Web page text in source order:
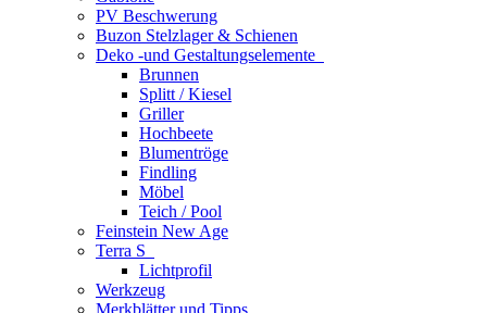
PV Beschwerung
Buzon Stelzlager & Schienen
Deko -und Gestaltungselemente
Brunnen
Splitt / Kiesel
Griller
Hochbeete
Blumentröge
Findling
Möbel
Teich / Pool
Feinstein New Age
Terra S
Lichtprofil
Werkzeug
Merkblätter und Tipps